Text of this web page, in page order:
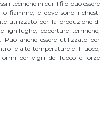
tecniche in cui il filo può essere
o fiamme, e dove sono richiesti
utilizzato per la produzione di
ignifughe, coperture termiche,
Può anche essere utilizzato per
le alte temperature e il fuoco,
per vigili del fuoco e forze